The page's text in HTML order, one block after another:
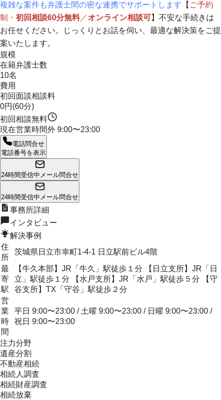
複雑な案件も弁護士間の密な連携でサポートします 【 ご予約
制・ 初回相談60分無料／オンライン相談可】不安な手続きは
お任せください。じっくりとお話を伺い、最適な解決策をご提
案いたします。
規模
在籍弁護士数
10名
費用
初回面談相談料
0円(60分)
初回相談無料
現在営業時間外 9:00〜23:00
電話問合せ
電話番号を表示
24時間受信中 メール問合せ
24時間受信中 メール問合せ
事務所詳細
インタビュー
解決事例
住
所
茨城県日立市幸町1-4-1 日立駅前ビル4階
最
寄
駅
【牛久本部】JR「牛久」駅徒歩１分 【日立支所】JR「日
立」駅徒歩１分 【水戸支所】JR「水戸」駅徒歩５分 【守
谷支所】TX「守谷」駅徒歩２分
営
業
時
間
平日 9:00〜23:00 / 土曜 9:00〜23:00 / 日曜 9:00〜23:00 /
祝日 9:00〜23:00
注力分野
遺産分割
不動産相続
相続人調査
相続財産調査
相続放棄